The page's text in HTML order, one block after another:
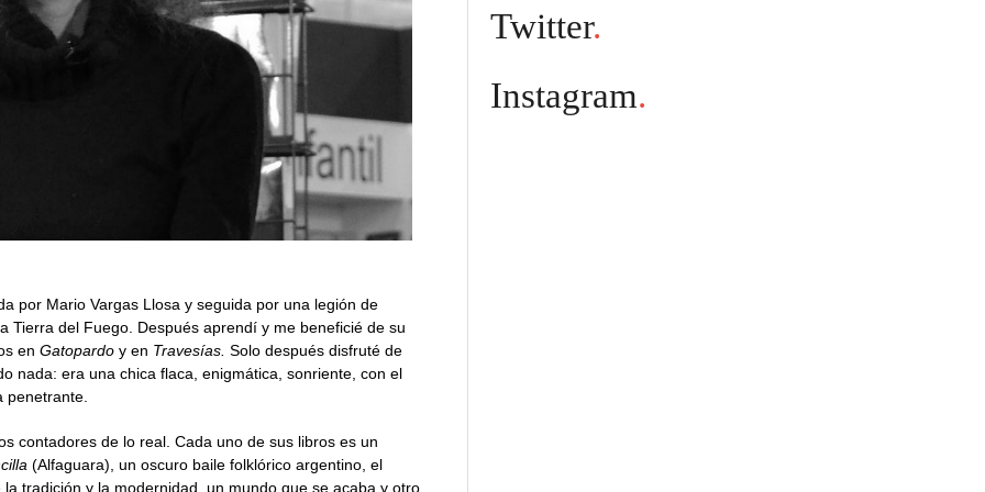
por Mario Vargas Llosa y seguida por una legión de
Tierra del Fuego. Después aprendí y me beneficié de su
enGatopardoy en Travesías. Solo después disfruté de
nada: era una chica flaca, enigmática, sonriente, con el
penetrante.
contadores de lo real. Cada uno de sus libros es un
(Alfaguara), un oscuro baile folklórico argentino, el
tradición y la modernidad, un mundo que se acaba y otro
Twitter.
Instagram.